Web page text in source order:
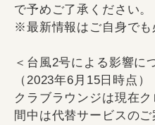
で予めご了承ください。
※最新情報はご自身でも
＜台風2号による影響に
（2023年6月15日時点）
クラブラウンジは現在
間中は代替サービスのご